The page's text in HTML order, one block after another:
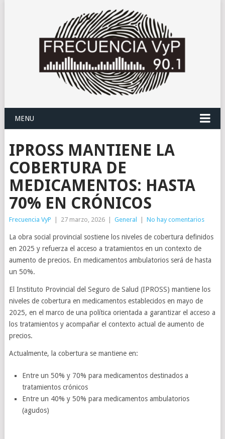
MENU
IPROSS MANTIENE LA
COBERTURA DE
MEDICAMENTOS: HASTA
70% EN CRÓNICOS
Frecuencia VyP 27 marzo, 2026 General No hay comentarios
La obra social provincial sostiene los niveles de cobertura definidos
en 2025 y refuerza el acceso a tratamientos en un contexto de
aumento de precios. En medicamentos ambulatorios será de hasta
un 50%.
El Instituto Provincial del Seguro de Salud (IPROSS) mantiene los
niveles de cobertura en medicamentos establecidos en mayo de
2025, en el marco de una política orientada a garantizar el acceso a
los tratamientos y acompañar el contexto actual de aumento de
precios.
Actualmente, la cobertura se mantiene en:
Entre un 50% y 70% para medicamentos destinados a
tratamientos crónicos
Entre un 40% y 50% para medicamentos ambulatorios
(agudos)